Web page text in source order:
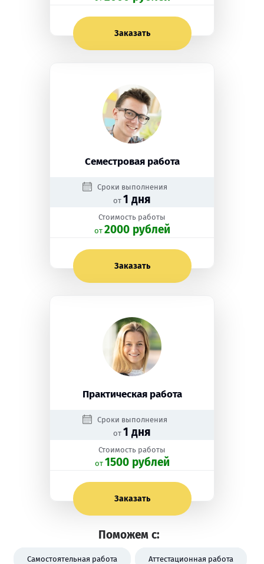
Заказать
Семестровая работа
Сроки выполнения
от 1 дня
Стоимость работы
oт 2000 рублей
Заказать
Практическая работа
Сроки выполнения
от 1 дня
Стоимость работы
oт 1500 рублей
Заказать
Поможем с:
Самостоятельная работа Аттестационная работа